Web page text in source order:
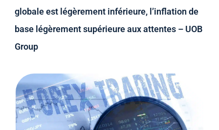
globale est légèrement inférieure, l’inflation de
base légèrement supérieure aux attentes – UOB
Group